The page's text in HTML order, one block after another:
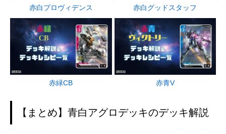
赤白プロヴィデンス 赤白グッドスタッフ
赤緑CB 赤青V
【まとめ】青白アグロデッキのデッキ解説